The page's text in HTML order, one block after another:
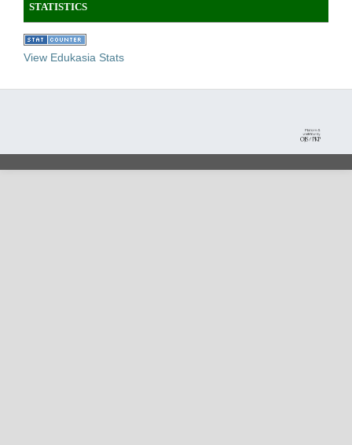
STATISTICS
View Edukasia Stats